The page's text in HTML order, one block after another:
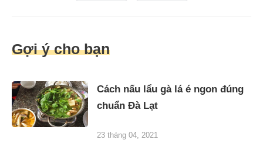
Gợi ý cho bạn
Cách nấu lẩu gà lá é ngon đúng
chuẩn Đà Lạt
23 tháng 04, 2021